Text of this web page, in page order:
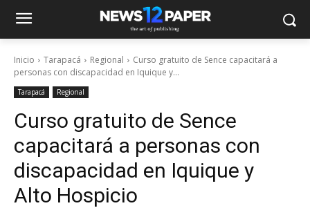
Inicio Tarapacá Regional
Curso gratuito de Sence capacitará a
personas con discapacidad en Iquique y...
Tarapacá Regional
Curso gratuito de Sence
capacitará a personas con
discapacidad en Iquique y
Alto Hospicio